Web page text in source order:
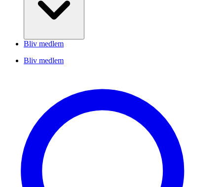
Bliv medlem
Bliv medlem